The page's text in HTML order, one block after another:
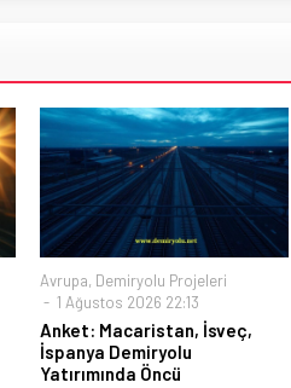
Avrupa, Demiryolu Projeleri
1 Ağustos 2026 22:13
Anket: Macaristan, İsveç,
İspanya Demiryolu
Yatırımında Öncü